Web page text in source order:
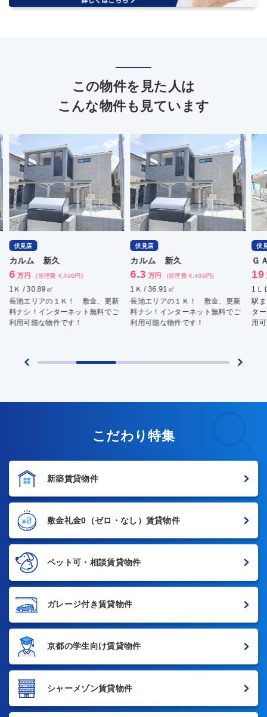
この物件を見た人は
こんな物件も見ています
伏見店
カルム 新久
6.3 万円 (管理費 4,400円)
1Ｋ / 36.91㎡
長池エリアの１Ｋ！ 敷金、更新
料ナシ！インターネット無料でご
利用可能な物件です！
伏見店
ＧＡＲＡＸＩＡ
19 万円 (管理費 -)
1ＬＤＫ / 81.86㎡
駅まで徒歩８分の１ＬＤＫ イン
ターネットは光対応、無料でご利
用可能！ペットも相談可能！
伏
セ
2Ｄ
駅
シ
可
こだわり特集
新築賃貸物件
敷金礼金0 （ゼロ・なし）賃貸物件
ペット可・相談賃貸物件
ガレージ付き賃貸物件
京都の学生向け賃貸物件
シャーメゾン賃貸物件